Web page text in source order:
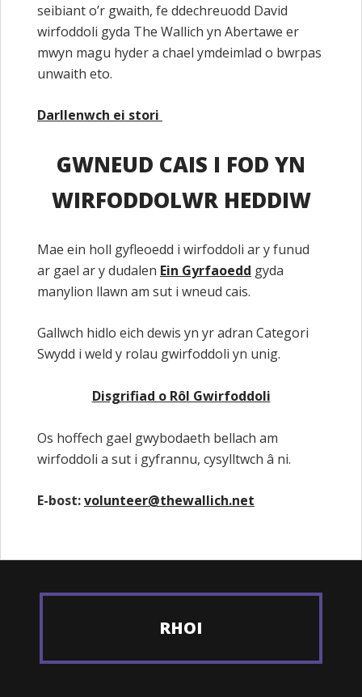
seibiant o’r gwaith, fe ddechreuodd David
wirfoddoli gyda The Wallich yn Abertawe er
mwyn magu hyder a chael ymdeimlad o bwrpas
unwaith eto.
Darllenwch ei stori
GWNEUD CAIS I FOD YN
WIRFODDOLWR HEDDIW
Mae ein holl gyfleoedd i wirfoddoli ar y funud
ar gael ar y dudalen Ein Gyrfaoedd gyda
manylion llawn am sut i wneud cais.
Gallwch hidlo eich dewis yn yr adran Categori
Swydd i weld y rolau gwirfoddoli yn unig.
Disgrifiad o Rôl Gwirfoddoli
Os hoffech gael gwybodaeth bellach am
wirfoddoli a sut i gyfrannu, cysylltwch â ni.
E-bost:volunteer@thewallich.net
RHOI